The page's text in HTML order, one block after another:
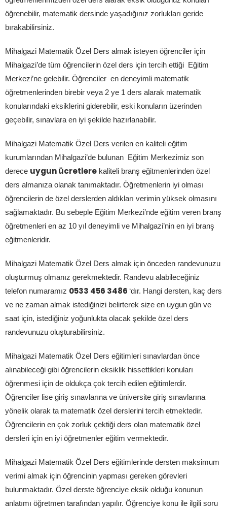
öğrenebilir, matematik dersinde yaşadığınız zorlukları geride
bırakabilirsiniz.
Mihalgazi Matematik Özel Ders almak isteyen öğrenciler için
Mihalgazi’de tüm öğrencilerin özel ders için tercih ettiği Eğitim
Merkezi’ne gelebilir. Öğrenciler en deneyimli matematik
öğretmenlerinden birebir veya 2 ye 1 ders alarak matematik
konularındaki eksiklerini giderebilir, eski konuların üzerinden
geçebilir, sınavlara en iyi şekilde hazırlanabilir.
Mihalgazi Matematik Özel Ders verilen en kaliteli eğitim
kurumlarından Mihalgazi’de bulunan Eğitim Merkezimiz son
derece uygun ücretlere kaliteli branş eğitmenlerinden özel
ders almanıza olanak tanımaktadır. Öğretmenlerin iyi olması
öğrencilerin de özel derslerden aldıkları verimin yüksek olmasını
sağlamaktadır. Bu sebeple Eğitim Merkezi’nde eğitim veren branş
öğretmenleri en az 10 yıl deneyimli ve Mihalgazi’nin en iyi branş
eğitmenleridir.
Mihalgazi Matematik Özel Ders almak için önceden randevunuzu
oluşturmuş olmanız gerekmektedir. Randevu alabileceğiniz
telefon numaramız 0533 456 3486 ‘dır. Hangi dersten, kaç ders
ve ne zaman almak istediğinizi belirterek size en uygun gün ve
saat için, istediğiniz yoğunlukta olacak şekilde özel ders
randevunuzu oluşturabilirsiniz.
Mihalgazi Matematik Özel Ders eğitimleri sınavlardan önce
alınabileceği gibi öğrencilerin eksiklik hissettikleri konuları
öğrenmesi için de oldukça çok tercih edilen eğitimlerdir.
Öğrenciler lise giriş sınavlarına ve üniversite giriş sınavlarına
yönelik olarak ta matematik özel derslerini tercih etmektedir.
Öğrencilerin en çok zorluk çektiği ders olan matematik özel
dersleri için en iyi öğretmenler eğitim vermektedir.
Mihalgazi Matematik Özel Ders eğitimlerinde dersten maksimum
verimi almak için öğrencinin yapması gereken görevleri
bulunmaktadır. Özel derste öğrenciye eksik olduğu konunun
anlatımı öğretmen tarafından yapılır. Öğrenciye konu ile ilgili soru